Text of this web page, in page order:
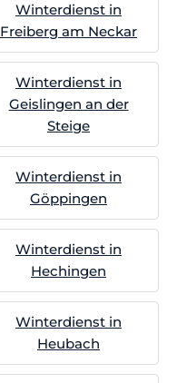
Winterdienst in
Freiberg am Neckar
Winterdienst in
Geislingen an der
Steige
Winterdienst in
Göppingen
Winterdienst in
Hechingen
Winterdienst in
Heubach